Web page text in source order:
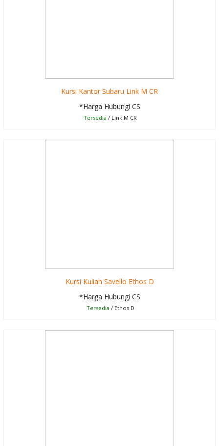
Kursi Kantor Subaru Link M CR
*Harga Hubungi CS
Tersedia / Link M CR
Kursi Kuliah Savello Ethos D
*Harga Hubungi CS
Tersedia / Ethos D